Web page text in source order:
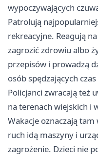
wypoczywających
Patrolują
rekreacyjne. Reagują
zagrozić zdrowiu albo
przepisów i prowadzą
osób spędzających
Policjanci zwracają też
na terenach wiejskich i
Wakacje oznaczają
ruch idą maszyny i
zagrożenie. Dzieci nie